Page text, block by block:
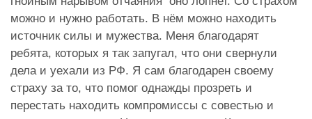
можно и нужно работать. В нём можно находить
источник силы и мужества. Меня благодарят
ребята, которых я так запугал, что они свернули
дела и уехали из РФ. Я сам благодарен своему
страху за то, что помог однажды прозреть и
перестать находить компромиссы с совестью и